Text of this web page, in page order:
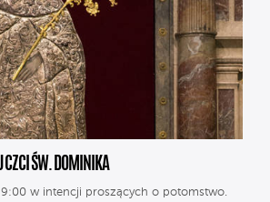
CZCI ŚW. DOMINIKA
w intencji proszących o potomstwo.